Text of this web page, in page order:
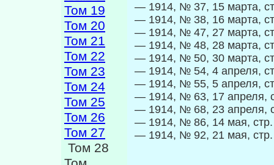
Том 19
Том 20
Том 21
Том 22
Том 23
Том 24
Том 25
Том 26
Том 27
Том 28
— 1914, № 37, 15 марта,
— 1914, № 38, 16 марта,
— 1914, № 47, 27 марта,
— 1914, № 48, 28 марта,
— 1914, № 50, 30 марта,
— 1914, № 54, 4 апреля,
— 1914, № 55, 5 апреля,
— 1914, № 63, 17 апреля,
— 1914, № 68, 23 апреля,
— 1914, № 86, 14 мая,
— 1914, № 92, 21 мая,